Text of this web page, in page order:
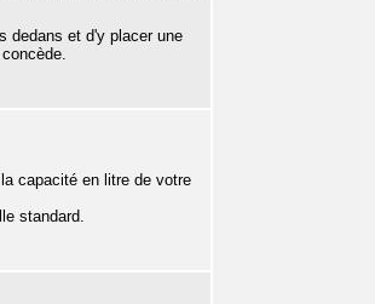
dedans et d'y placer une
capacité en litre de votre
standard.